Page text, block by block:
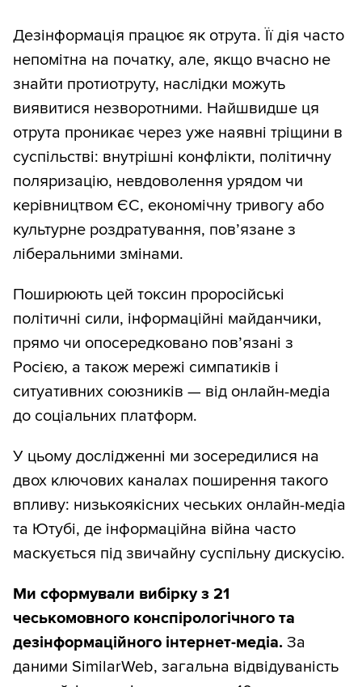
Дезінформація працює як отрута. Її дія часто
непомітна на початку, але, якщо вчасно не
знайти протиотруту, наслідки можуть
виявитися незворотними. Найшвидше ця
отрута проникає через уже наявні тріщини в
суспільстві: внутрішні конфлікти, політичну
поляризацію, невдоволення урядом чи
керівництвом ЄС, економічну тривогу або
культурне роздратування, пов’язане з
ліберальними змінами.
Поширюють цей токсин проросійські
політичні сили, інформаційні майданчики,
прямо чи опосередковано пов’язані з
Росією, а також мережі симпатиків і
ситуативних союзників — від онлайн-медіа
до соціальних платформ.
У цьому дослідженні ми зосередилися на
двох ключових каналах поширення такого
впливу: низькоякісних чеських онлайн-медіа
та Ютубі, де інформаційна війна часто
маскується під звичайну суспільну дискусію.
Ми сформували вибірку з 21
чеськомовного конспірологічного та
дезінформаційного інтернет-медіа. За
даними SimilarWeb, загальна відвідуваність